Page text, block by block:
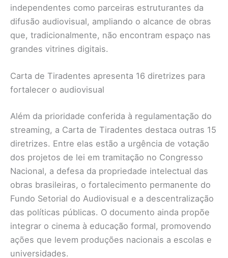
independentes como parceiras estruturantes da
difusão audiovisual, ampliando o alcance de obras
que, tradicionalmente, não encontram espaço nas
grandes vitrines digitais.
Carta de Tiradentes apresenta 16 diretrizes para
fortalecer o audiovisual
Além da prioridade conferida à regulamentação do
streaming, a Carta de Tiradentes destaca outras 15
diretrizes. Entre elas estão a urgência de votação
dos projetos de lei em tramitação no Congresso
Nacional, a defesa da propriedade intelectual das
obras brasileiras, o fortalecimento permanente do
Fundo Setorial do Audiovisual e a descentralização
das políticas públicas. O documento ainda propõe
integrar o cinema à educação formal, promovendo
ações que levem produções nacionais a escolas e
universidades.